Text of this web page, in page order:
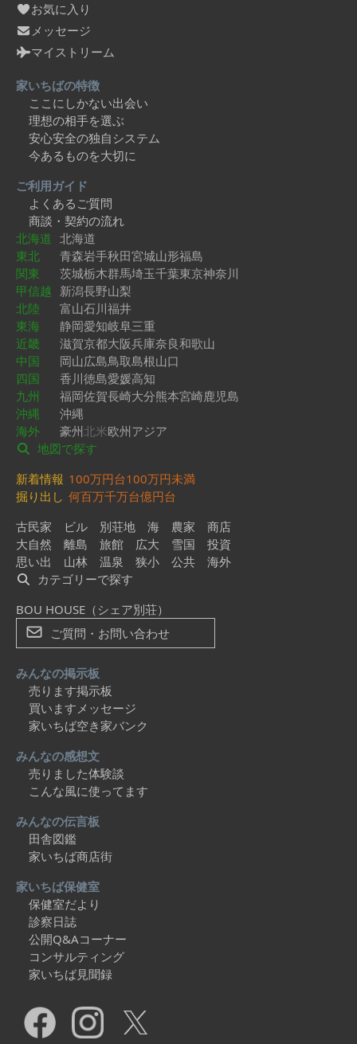
お気に入り
メッセージ
マイストリーム
家いちばの特徴
ここにしかない出会い
理想の相手を選ぶ
安心安全の独自システム
今あるものを大切に
ご利用ガイド
よくあるご質問
商談・契約の流れ
北海道 北海道
東北
青森岩手秋田宮城山形福島
関東
茨城栃木群馬埼玉千葉東京神奈川
甲信越 新潟長野山梨
北陸
富山石川福井
東海
静岡愛知岐阜三重
近畿
滋賀京都大阪兵庫奈良和歌山
中国
岡山広島鳥取島根山口
四国
香川徳島愛媛高知
九州
福岡佐賀長崎大分熊本宮崎鹿児島
沖縄
沖縄
海外
豪州北米欧州アジア
地図で探す
新着情報 100万円台100万円未満
掘り出し 何百万千万台億円台
古民家
ビル 別荘地 海 農家
商店
大自然
離島 旅館 広大 雪国
投資
思い出
山林 温泉 狭小 公共
海外
カテゴリーで探す
BOU HOUSE（シェア別荘）
ご質問・お問い合わせ
みんなの掲示板
売ります掲示板
買いますメッセージ
家いちば空き家バンク
みんなの感想文
売りました体験談
こんな風に使ってます
みんなの伝言板
田舎図鑑
家いちば商店街
家いちば保健室
保健室だより
診察日誌
公開Q&Aコーナー
コンサルティング
家いちば見聞録